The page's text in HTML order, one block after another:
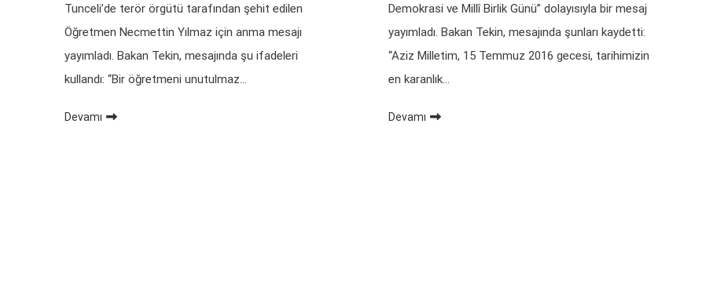
Tunceli’de terör örgütü tarafından şehit edilen
Öğretmen Necmettin Yılmaz için anma mesajı
yayımladı. Bakan Tekin, mesajında şu ifadeleri
kullandı: “Bir öğretmeni unutulmaz…
Devamı
Demokrasi ve Millî Birlik Günü” dolayısıyla bir mesaj
yayımladı. Bakan Tekin, mesajında şunları kaydetti:
“Aziz Milletim, 15 Temmuz 2016 gecesi, tarihimizin
en karanlık…
Devamı